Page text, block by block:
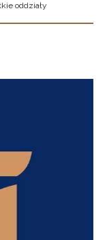
oddziały